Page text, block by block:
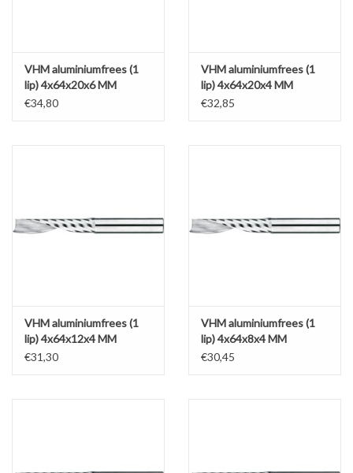
VHM aluminiumfrees (1
lip) 4x64x20x6 MM
€34,80
VHM aluminiumfrees (1
lip) 4x64x20x4 MM
€32,85
VHM aluminiumfrees (1
lip) 4x64x12x4 MM
€31,30
VHM aluminiumfrees (1
lip) 4x64x8x4 MM
€30,45